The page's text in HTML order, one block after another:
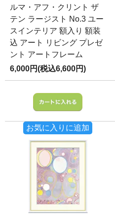
ルマ・アフ・クリント ザ
テン ラージスト No.3 ユー
スインテリア 額入り 額装
込 アート リビング プレゼ
ント アートフレーム
6,000円(税込6,600円)
お気に入りに追加